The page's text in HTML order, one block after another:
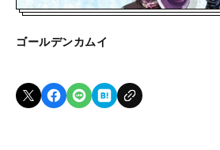
ゴールデンカムイ